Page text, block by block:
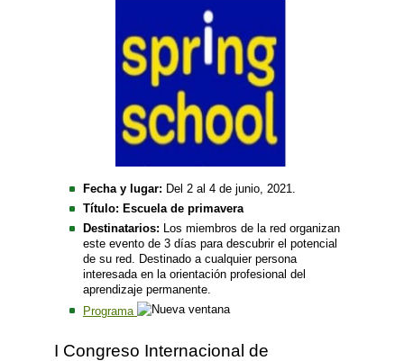
Fecha y lugar: Del 2 al 4 de junio, 2021.
Título: Escuela de primavera
Destinatarios: Los miembros de la red organizan
este evento de 3 días para descubrir el potencial
de su red. Destinado a cualquier persona
interesada en la orientación profesional del
aprendizaje permanente.
Programa
I Congreso Internacional de